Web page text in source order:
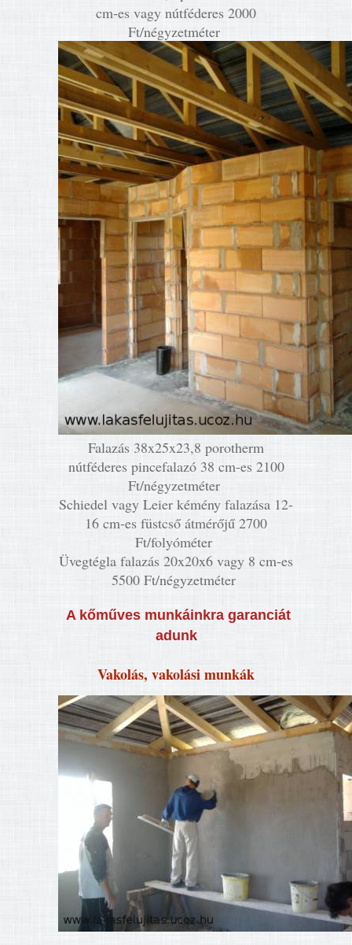
cm-es vagy nútféderes 2000
Ft/négyzetméter
Falazás 38x25x23,8 porotherm
nútféderes pincefalazó 38 cm-es 2100
Ft/négyzetméter
Schiedel vagy Leier kémény falazása 12-
16 cm-es füstcső átmérőjű 2700
Ft/folyóméter
Üvegtégla falazás 20x20x6 vagy 8 cm-es
5500 Ft/négyzetméter
A kőművesmunkáinkra garanciát
adunk
Vakolás, vakolási munkák